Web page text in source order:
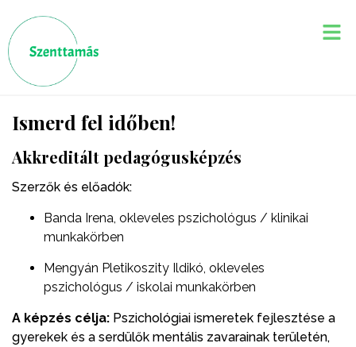
Ismerd fel időben!
Akkreditált pedagógusképzés
Szerzők és előadók:
Banda Irena, okleveles pszichológus / klinikai
munkakörben
Mengyán Pletikoszity Ildikó, okleveles
pszichológus / iskolai munkakörben
A képzés célja: Pszichológiai ismeretek fejlesztése a
gyerekek és a serdülők mentális zavarainak területén,